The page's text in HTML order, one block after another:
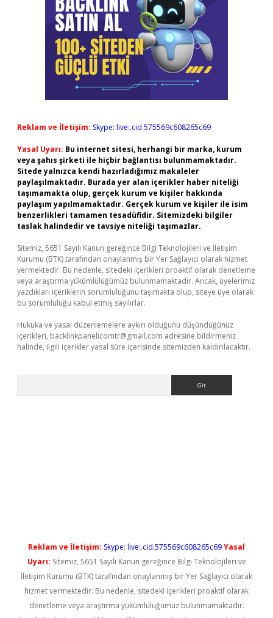
Reklam ve İletişim: Skype: live:.cid.575569c608265c69
Yasal Uyarı: Bu internet sitesi, herhangi bir marka, kurum
veya şahıs şirketi ile hiçbir bağlantısı bulunmamaktadır.
Sitede yalnızca kendi hazırladığımız makaleler
paylaşılmaktadır. Burada yer alan içerikler haber niteliği
taşımamakta olup, gerçek kurum ve kişiler hakkında
paylaşım yapılmamaktadır. Gerçek kurum ve kişiler ile isim
benzerlikleri tamamen tesadüfidir. Sitemizdeki bilgiler
taslak halindedir ve tavsiye niteliği taşımazlar.
Sitemiz, 5651 Sayılı Kanun gereğince Bilgi Teknolojileri ve İletişim
Kurumu (BTK) tarafından onaylanmış bir Yer Sağlayıcı olarak hizmet
vermektedir. Bu nedenle, sitedeki içerikleri proaktif olarak denetleme
veya araştırma yükümlülüğümüz bulunmamaktadır. Ancak, üyelerimiz
yazdıkları içeriklerin sorumluluğunu taşımakta olup, siteye üye olarak
bu sorumluluğu kabul etmiş sayılırlar.
Hukuka ve yasal düzenlemelere aykırı olduğunu düşündüğünüz
içerikleri, backlinkpanelicomtr@gmail.com adresine bildirmeniz
halinde, ilgili içerikler yasal süre içerisinde sitemizden kaldırılacaktır.
Reklam ve İletişim: Skype: live:.cid.575569c608265c69Yasal
Uyarı: Sitemiz, 5651 Sayılı Kanun gereğince Bilgi Teknolojileri ve
İletişim Kurumu (BTK) tarafından onaylanmış bir Yer Sağlayıcı olarak
hizmet vermektedir. Bu nedenle, sitedeki içerikleri proaktif olarak
denetleme veya araştırma yükümlülüğümüz bulunmamaktadır.